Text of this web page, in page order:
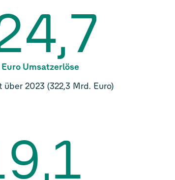
Umsatzerlöse
über 2023 (322,3 Mrd. Euro)